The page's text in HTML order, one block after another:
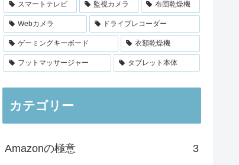
スマートテレビ 監視カメラ 布団乾燥機
Webカメラ ドライブレコーダー
ゲーミングキーボード 衣類乾燥機
フットマッサージャー タブレット本体
カテゴリー
Amazonの極意 3